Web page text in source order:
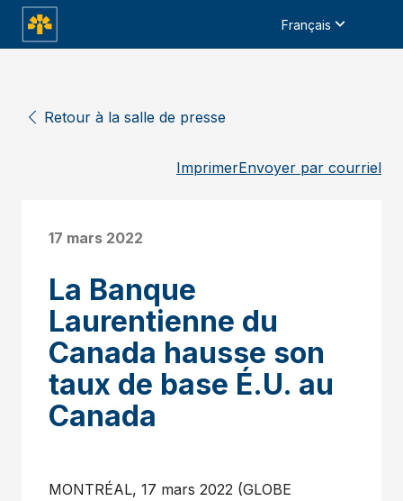
Français
Retour à la salle de presse
ImprimerEnvoyer par courriel
17 mars 2022
La Banque
Laurentienne du
Canada hausse son
taux de base É.U. au
Canada
MONTRÉAL, 17 mars 2022 (GLOBE